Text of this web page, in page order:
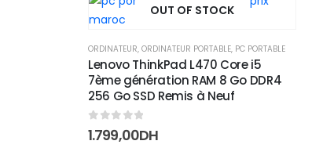
OUT OF STOCK
Add to
wishlist
ORDINATEUR, ORDINATEUR PORTABLE, PC PORTABLE
Lenovo ThinkPad L470 Core i5
7ème génération RAM 8 Go DDR4
256 Go SSD Remis à Neuf
0sur 5
1.799,00DH